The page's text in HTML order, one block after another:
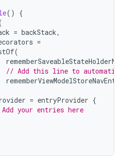
()
{
= backStack,
=
(
// Add this line to
= entryProvider {
your entries here